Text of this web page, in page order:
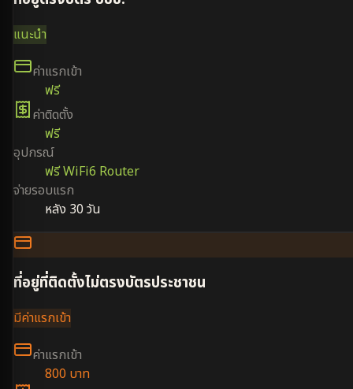
แนะนำ
ค่าแรกเข้า
ฟรี
ค่าติดตั้ง
ฟรี
อุปกรณ์
ฟรี WiFi6 Router
จ่ายรอบแรก
หลัง 30 วัน
ที่อยู่ที่ติดตั้งไม่ตรงบัตรประชาชน
มีค่าแรกเข้า
ค่าแรกเข้า
800 บาท